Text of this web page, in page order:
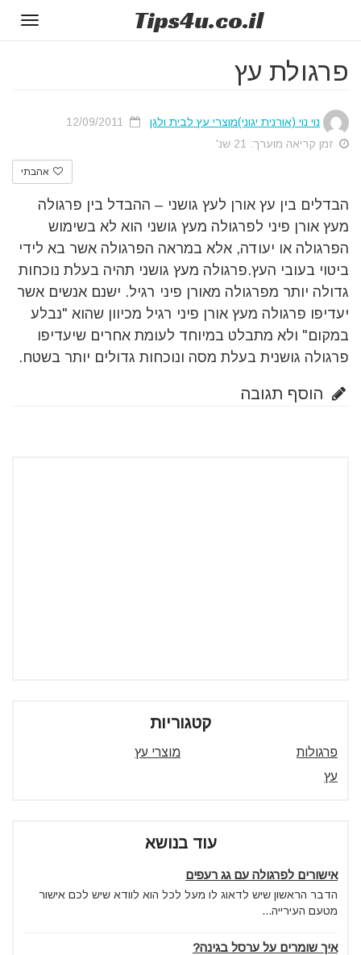
Tips4u.co.il
פרגולת עץ
נוי נוי (אורנית יגוני)מוצרי עץ לבית ולגן
זמן קריאה מוערך: 21 שנ'
אהבתי
הבדלים בין עץ אורן לעץ גושני – ההבדל בין פרגולה
מעץ אורן פיני לפרגולה מעץ גושני הוא לא בשימוש
הפרגולה או יעודה, אלא במראה הפרגולה אשר בא לידי
ביטוי בעובי העץ.פרגולה מעץ גושני תהיה בעלת נוכחות
גדולה יותר מפרגולה מאורן פיני רגיל. ישנם אנשים אשר
יעדיפו פרגולה מעץ אורן פיני רגיל מכיוון שהוא "נבלע
במקום" ולא מתבלט במיוחד לעומת אחרים שיעדיפו
פרגולה גושנית בעלת מסה ונוכחות גדולים יותר בשטח.
הוסף תגובה
קטגוריות
פרגולות
מוצרי עץ
עץ
עוד בנושא
אישורים לפרגולה עם גג רעפים
הדבר הראשון שיש לדאוג לו מעל לכל הוא לוודא שיש לכם אישור
מטעם העירייה...
איך שומרים על ערסל בגינה?